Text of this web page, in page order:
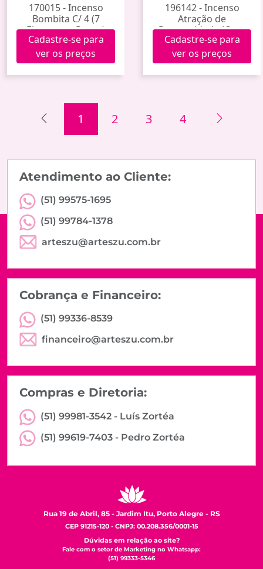
170015 - Incenso
Bombita C/ 4 (7
Elementos Puros)
Cadastre-se para
ver os preços
196142 - Incenso
Atração de
Prosperidade (Casa
Rittua)
Cadastre-se para
ver os preços
1 2 3 4
Atendimento ao Cliente:
(51) 99575-1695
(51) 99784-1378
arteszu@arteszu.com.br
Cobrança e Financeiro:
(51) 99336-8539
financeiro@arteszu.com.br
Compras e Diretoria:
(51) 99981-3542 - Luís Zortéa
(51) 99619-7403 - Pedro Zortéa
Rua 19 de Abril, 85 - Jardim Itu, Porto Alegre - RS
CEP 91215-120 - CNPJ: 00.208.356/0001-15
Dúvidas em relação ao site?
Fale com o setor de Marketing no Whatsapp:
(51) 99333-5346